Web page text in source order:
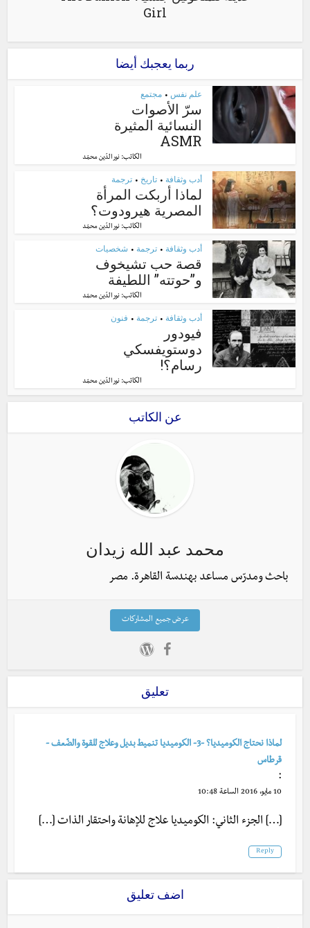
Girl
ربما يعجبك أيضا
علم نفس • مجتمع
سرّ الأصوات
النسائية المثيرة
ASMR
الكاتب:نور الدّين محمّد
أدب وثقافة • تاريخ • ترجمة
لماذا أربكت المرأة
المصرية هيرودوت؟
الكاتب:نور الدّين محمّد
أدب وثقافة • ترجمة • شخصيات
قصة حب تشيخوف
و”حوتته” اللطيفة
الكاتب:نور الدّين محمّد
أدب وثقافة • ترجمة • فنون
فيودور
دوستويفسكي
رسام؟!
الكاتب:نور الدّين محمّد
عن الكاتب
محمد عبد الله زيدان
باحث ومدرّس مساعد بهندسة القاهرة. مصر
عرض جميع المشاركات
تعليق
لماذا نحتاج الكوميديا؟ -3- الكوميديا تنميط بديل وعلاج للقوة والضّعف -
قرطاس
:
10 مايو، 2016 الساعة 10:48
[…] الجزء الثاني: الكوميديا علاج للإهانة واحتقار الذات […]
Reply
اضف تعليق